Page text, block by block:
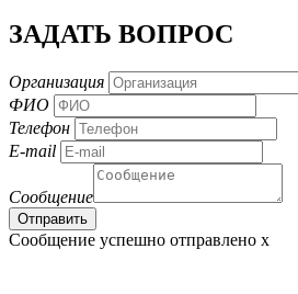
ЗАДАТЬ ВОПРОС
Организация
ФИО
Телефон
E-mail
Сообщение
Сообщение успешно отправлено x